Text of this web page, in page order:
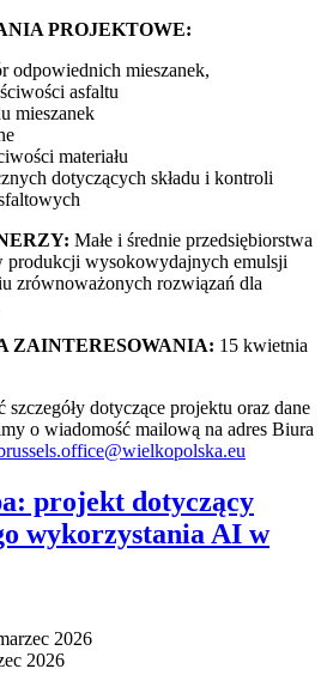
PROJEKTOWE:
odpowiednich mieszanek,
asfaltu
mieszanek
materiału
dotyczących składu i kontroli
Małe i średnie przedsiębiorstwa
produkcji wysokowydajnych emulsji
zrównoważonych rozwiązań dla
ZAINTERESOWANIA: 15 kwietnia
szczegóły dotyczące projektu oraz dane
o wiadomość mailową na adres Biura
projekt dotyczący
wykorzystania AI w
2026
2026